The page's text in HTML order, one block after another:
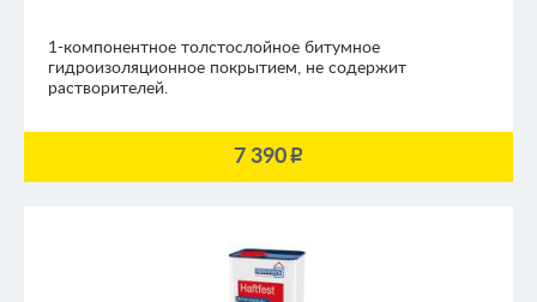
1-компонентное толстослойное битумное
гидроизоляционное покрытием, не содержит
растворителей.
7 390p